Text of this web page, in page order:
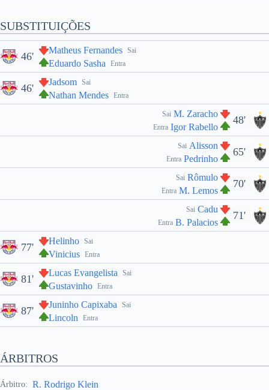
SUBSTITUIÇÕES
Sai
Matheus Fernandes
Entra
Eduardo Sasha
46'
Sai
Jadsom
Entra
Nathan Mendes
46'
48'
Sai M. Zaracho
Entra Igor Rabello
65'
Sai Alisson
Entra Pedrinho
70'
Sai Rômulo
Entra M. Lemos
71'
Sai Cadu
Entra B. Palacios
Sai
Helinho
Entra
Vinicius
77'
Sai
Lucas Evangelista
Entra
Gustavinho
81'
Sai
Juninho Capixaba
Entra
Lincoln
87'
ÁRBITROS
Árbitro: R. Rodrigo Klein